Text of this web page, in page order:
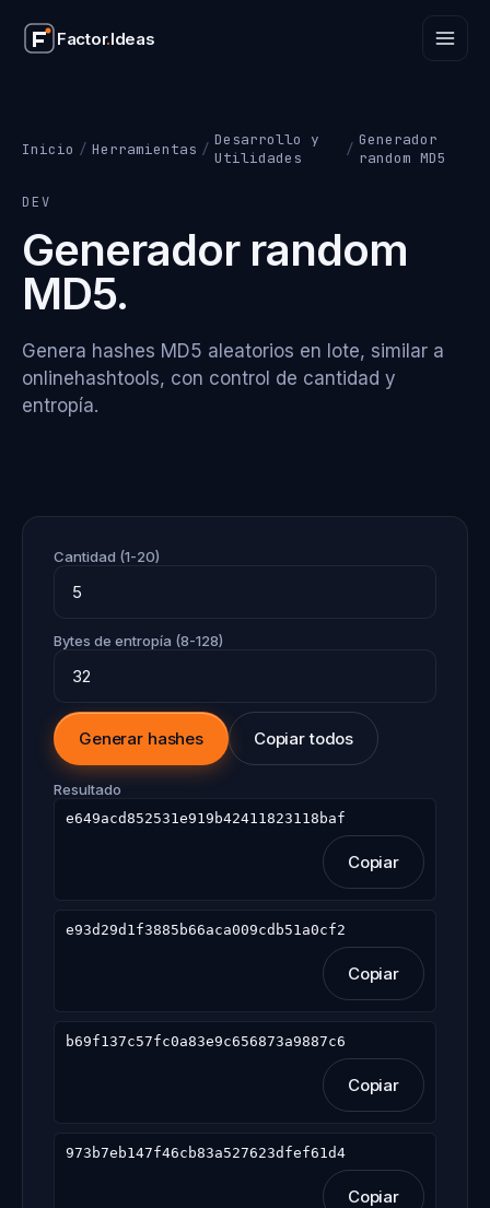
Factor.Ideas
Factor.Ideas
Inicio / Herramientas / Desarrollo y
Utilidades
/ Generador
random MD5
DEV
Generador random
MD5.
Genera hashes MD5 aleatorios en lote, similar a
onlinehashtools, con control de cantidad y
entropía.
Cantidad (1-20)
Bytes de entropía (8-128)
Generar hashes Copiar todos
Resultado
e649acd852531e919b42411823118baf
Copiar
e93d29d1f3885b66aca009cdb51a0cf2
Copiar
b69f137c57fc0a83e9c656873a9887c6
Copiar
973b7eb147f46cb83a527623dfef61d4
Copiar